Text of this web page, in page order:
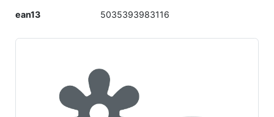
ean13 5035393983116